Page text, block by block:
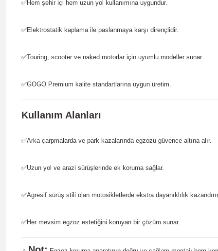
✅Hem şehir içi hem uzun yol kullanımına uygundur.
✅Elektrostatik kaplama ile paslanmaya karşı dirençlidir.
✅Touring, scooter ve naked motorlar için uyumlu modeller sunar.
✅GOGO Premium kalite standartlarına uygun üretim.
Kullanım Alanları
✅Arka çarpmalarda ve park kazalarında egzozu güvence altına alır.
✅Uzun yol ve arazi sürüşlerinde ek koruma sağlar.
✅Agresif sürüş stili olan motosikletlerde ekstra dayanıklılık
✅Her mevsim egzoz estetiğini koruyan bir çözüm sunar.